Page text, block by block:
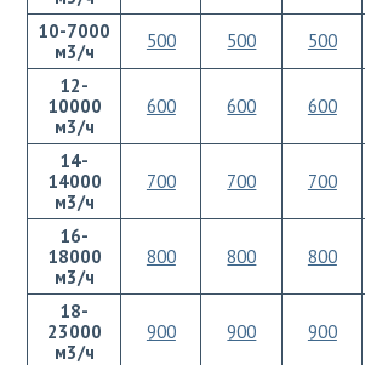
10-7000
м3/ч
500 500 500
12-
10000
м3/ч
600 600 600
14-
14000
м3/ч
700 700 700
16-
18000
м3/ч
800 800 800
18-
23000
м3/ч
900 900 900